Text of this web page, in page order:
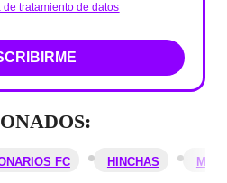
de tratamiento de datos
FC HINCHAS